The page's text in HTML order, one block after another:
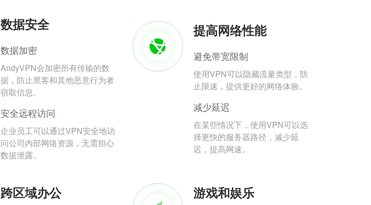
数据安全
数据加密
AndyVPN会加密所有传输的数
据，防止黑客和其他恶意行为者
窃取信息。
安全远程访问
企业员工可以通过VPN安全地访
问公司内部网络资源，无需担心
数据泄露。
提高网络性能
避免带宽限制
使用VPN可以隐藏流量类型，防
止限速，提供更好的网络体验。
减少延迟
在某些情况下，使用VPN可以选
择更快的服务器路径，减少延
迟，提高网速。
跨区域办公 游戏和娱乐